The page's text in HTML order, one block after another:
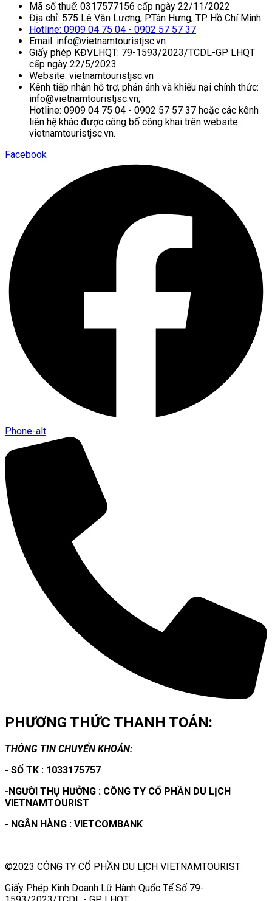
Mã số thuế: 0317577156 cấp ngày 22/11/2022
Địa chỉ: 575 Lê Văn Lương, P.Tân Hưng, TP. Hồ Chí Minh
Hotline: 0909 04 75 04 - 0902 57 57 37
Email: info@vietnamtouristjsc.vn
Giấy phép KĐVLHQT: 79-1593/2023/TCDL-GP LHQT
cấp ngày 22/5/2023
Website: vietnamtouristjsc.vn
Kênh tiếp nhận hỗ trợ, phản ánh và khiếu nại chính thức:
info@vietnamtouristjsc.vn;
Hotline: 0909 04 75 04 - 0902 57 57 37 hoặc các kênh
liên hệ khác được công bố công khai trên website:
vietnamtouristjsc.vn.
Facebook
Phone-alt
PHƯƠNG THỨC THANH TOÁN:
THÔNG TIN CHUYỂN KHOẢN:
- SỐ TK : 1033175757
-NGƯỜI THỤ HƯỞNG : CÔNG TY CỔ PHẦN DU LỊCH
VIETNAMTOURIST
- NGÂN HÀNG : VIETCOMBANK
©2023 CÔNG TY CỔ PHẦN DU LỊCH VIETNAMTOURIST
Giấy Phép Kinh Doanh Lữ Hành Quốc Tế Số 79-